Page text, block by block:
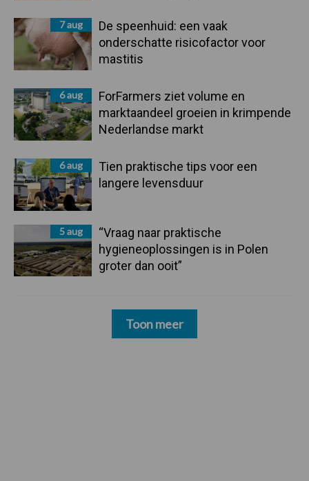
7 aug
De speenhuid: een vaak
onderschatte risicofactor voor
mastitis
6 aug
ForFarmers ziet volume en
marktaandeel groeien in krimpende
Nederlandse markt
6 aug
Tien praktische tips voor een
langere levensduur
5 aug
“Vraag naar praktische
hygieneoplossingen is in Polen
groter dan ooit”
Toon meer